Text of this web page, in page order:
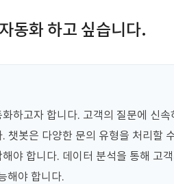
동화 하고 싶습니다.
하고자 합니다. 고객의 질문에 신
챗봇은 다양한 문의 유형을 처리할
야 합니다. 데이터 분석을 통해 고
해야 합니다.